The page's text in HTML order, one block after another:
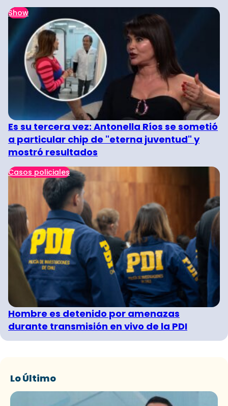
Show
Es su tercera vez: Antonella Ríos se sometió
a particular chip de "eterna juventud" y
mostró resultados
Casos policiales
Hombre es detenido por amenazas
durante transmisión en vivo de la PDI
Lo Último